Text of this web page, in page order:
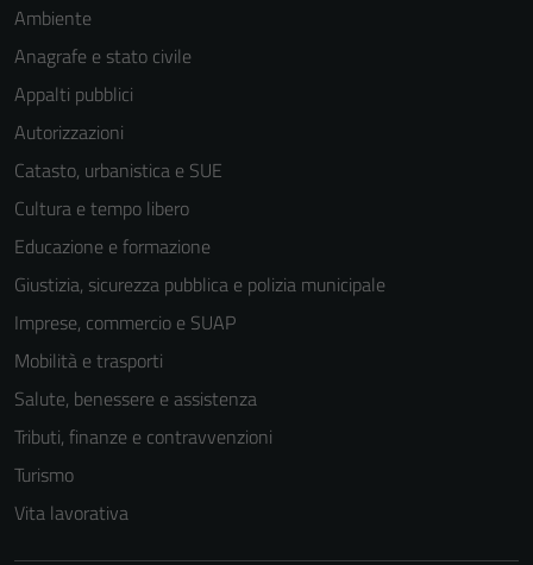
Ambiente
Anagrafe e stato civile
Appalti pubblici
Autorizzazioni
Catasto, urbanistica e SUE
Cultura e tempo libero
Educazione e formazione
Giustizia, sicurezza pubblica e polizia municipale
Imprese, commercio e SUAP
Mobilità e trasporti
Salute, benessere e assistenza
Tributi, finanze e contravvenzioni
Turismo
Vita lavorativa